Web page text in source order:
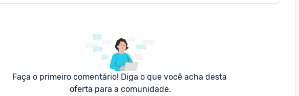
Faça o primeiro comentário! Diga o que você acha desta
oferta para a comunidade.